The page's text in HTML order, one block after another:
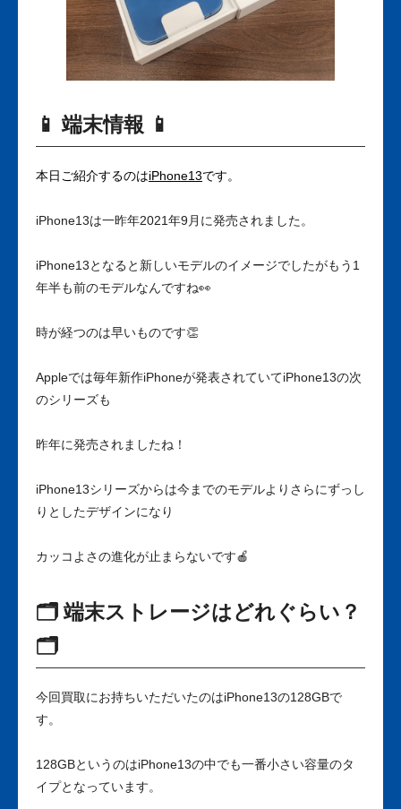
📱 端末情報 📱
本日ご紹介するのはiPhone13です。
iPhone13は一昨年2021年9月に発売されました。
iPhone13となると新しいモデルのイメージでしたがもう1
年半も前のモデルなんですね👀
時が経つのは早いものです👏
Appleでは毎年新作iPhoneが発表されていてiPhone13の次
のシリーズも
昨年に発売されましたね！
iPhone13シリーズからは今までのモデルよりさらにずっし
りとしたデザインになり
カッコよさの進化が止まらないです🍎
🗂 端末ストレージはどれぐらい？
🗂
今回買取にお持ちいただいたのはiPhone13の128GBで
す。
128GBというのはiPhone13の中でも一番小さい容量のタ
イプとなっています。